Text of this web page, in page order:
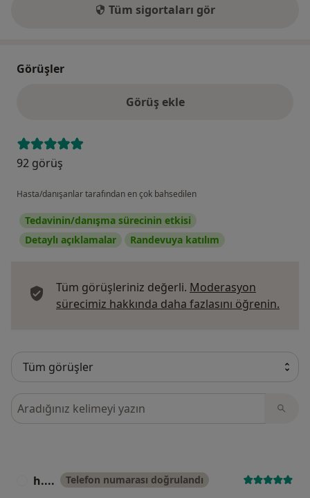
Tüm sigortaları gör
Görüşler
Görüş ekle
92 görüş
Hasta/danışanlar tarafından en çok bahsedilen
Tedavinin/danışma sürecinin etkisi
Detaylı açıklamalar
Randevuya katılım
Tüm görüşleriniz değerli. Moderasyon
sürecimiz hakkında daha fazlasını öğrenin.
Görüşler içerisinde ara
h.... Telefon numarası doğrulandı